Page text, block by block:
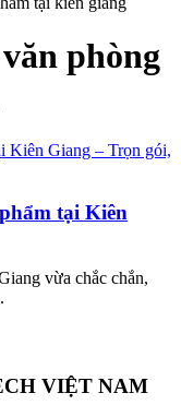
phòng
tại Kiên
vừa chắc chắn,
VIỆT NAM